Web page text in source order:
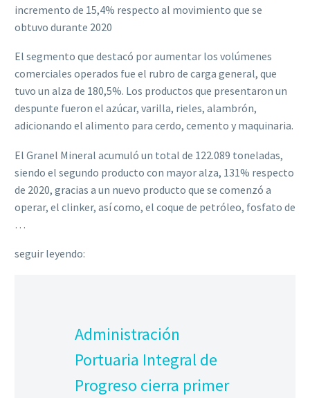
incremento de 15,4% respecto al movimiento que se
obtuvo durante 2020
El segmento que destacó por aumentar los volúmenes
comerciales operados fue el rubro de carga general, que
tuvo un alza de 180,5%. Los productos que presentaron un
despunte fueron el azúcar, varilla, rieles, alambrón,
adicionando el alimento para cerdo, cemento y maquinaria.
El Granel Mineral acumuló un total de 122.089 toneladas,
siendo el segundo producto con mayor alza, 131% respecto
de 2020, gracias a un nuevo producto que se comenzó a
operar, el clinker, así como, el coque de petróleo, fosfato de
…
seguir leyendo:
Administración
Portuaria Integral de
Progreso cierra primer